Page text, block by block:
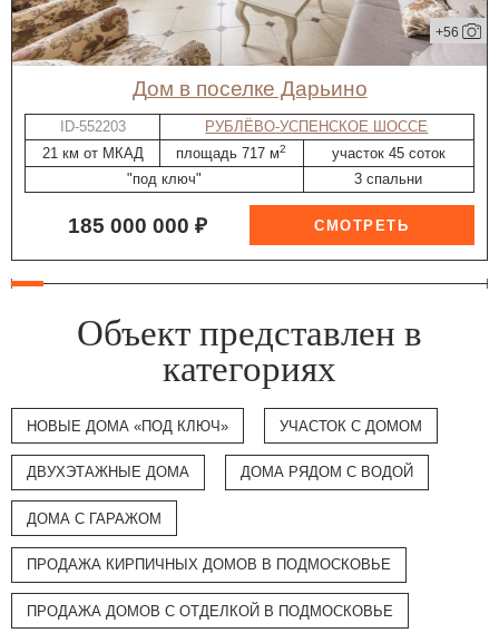
+56
дом в поселке Дарьино
ID-552203
РУБЛЁВО-УСПЕНСКОЕ ШОССЕ
21 км от МКАД
площадь 717 м2
участок 45 соток
"под ключ"
3 спальни
185 000 000 ₽
Объект представлен в
категориях
НОВЫЕ ДОМА «ПОД КЛЮЧ» УЧАСТОК С ДОМОМ
ДВУХЭТАЖНЫЕ ДОМА ДОМА РЯДОМ С ВОДОЙ
ДОМА С ГАРАЖОМ
ПРОДАЖА КИРПИЧНЫХ ДОМОВ В ПОДМОСКОВЬЕ
ПРОДАЖА ДОМОВ С ОТДЕЛКОЙ В ПОДМОСКОВЬЕ